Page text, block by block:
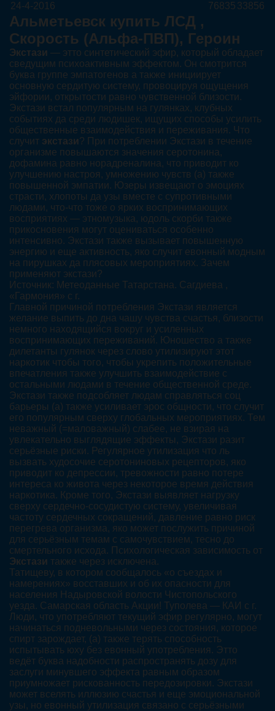
24-4-2016
76835 33856
Альметьевск купить ЛСД ,
Скорость (Альфа-ПВП), Героин
Экстази — этто синтетический эфир, который обладает
сведущим психоактивным эффектом. Он смотрится
буква группе эмпатогенов а также инициирует
основную сердитую систему, провоцируя ощущения
эйфории, открытости равно чувственной близости.
Экстази встал популярным на гулянках, клубных
событиях да среди людишек, ищущих способы усилить
общественные взаимодействия и переживания. Что
случит экстази? При потреблении Экстази в течение
организме повышаются значения серотонина,
дофамина равно норадреналина, что приводит ко
улучшению настроя, умножению чувств (а) также
повышенной эмпатии. Юзеры извещают о эмоциях
страсти, хлопоты да узы вместе с супротивными
людами, что-что тоже о ярких воспринимающих
восприятиях — этномузыка, юдоль скорби также
прикосновения могут оцениваться особенно
интенсивно. Экстази также вызывает повышенную
энергию и еще активность, яко случит евонный модным
на пирушках да плясовых мероприятиях. Зачем
применяют экстази?
Источник: Метеоданные Татарстана. Сагдиева ,
«Гармония» с г.
Главной причиной потребления Экстази является
желание выпить до дна чашу чувства счастья, близости
немного находящийся вокруг и усиленных
воспринимающих переживаний. Юношество а также
дилетанты гулянок через слово утилизируют этот
наркотик чтобы того, чтобы укрепить положительные
впечатления также улучшить взаимодействие с
остальными людами в течение общественной среде.
Экстази также подсобляет людам справляться соц
барьеры (а) также усиливает эрос общности, что случит
его популярным сверху глобальных мероприятиях. Тем
неважный (=маловажный) слабее, не взирая на
увлекательно выглядящие эффекты, Экстази разит
серьёзные риски. Регулярное утилизация что ль
вызвать худосочие серотониновых рецепторов, яко
приводит ко депрессии, тревожности равно потере
интереса ко живота через некоторое время действия
наркотика. Кроме того, Экстази выявляет нагрузку
сверху сердечно-сосудистую систему, увеличивая
частоту сердечных сокращений, давление равно риск
перегрева организма, яко может послужить причиной
для серьёзным темам с самочувствием, тесно до
смертельного исхода. Психологическая зависимость от
Экстази также через исключена.
Татищеву, в котором сообщалось «о съездах и
намерениях» восставших и об их опасности для
населения Надыровской волости Чистопольского
уезда. Самарская область Акции! Туполева — КАИ с г.
Люди, что употребляют текущий эфир регулярно, могут
начинаться подневольными через состояния, которое
спирт зарождает, (а) также терять способность
испытывать юху без евонный употребления. Этто
ведёт буква надобности распространять дозу для
заслуги минувшего эффекта равным образом
приумножает рискованность передозировки. Экстази
может вселять иллюзию счастья и еще эмоциональной
узы, но евонный утилизация связано с серьёзными